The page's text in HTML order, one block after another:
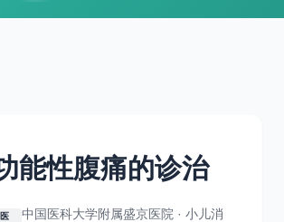
能性腹痛的诊治
中国医科大学附属盛京医院 · 小儿消